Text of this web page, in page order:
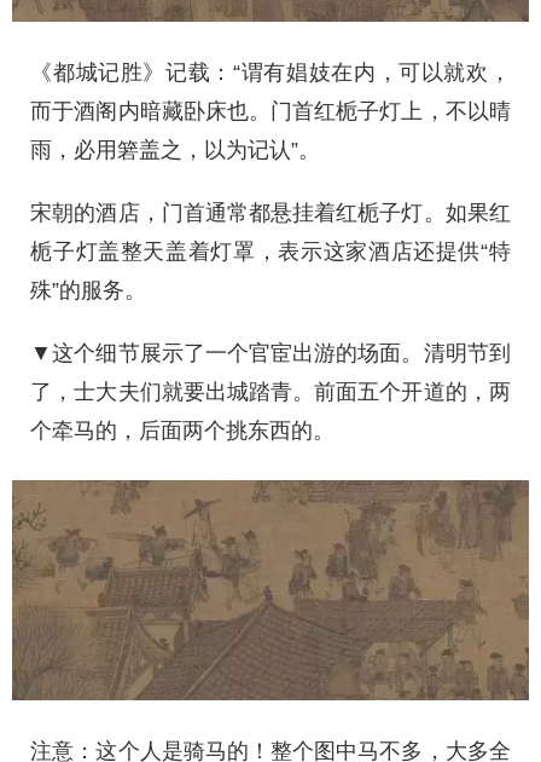
《都城记胜》记载：“谓有娼妓在内，可以就欢，
而于酒阁内暗藏卧床也。门首红栀子灯上，不以晴
雨，必用箬盖之，以为记认”。
宋朝的酒店，门首通常都悬挂着红栀子灯。如果红
栀子灯盖整天盖着灯罩，表示这家酒店还提供“特
殊”的服务。
▼这个细节展示了一个官宦出游的场面。清明节到
了，士大夫们就要出城踏青。前面五个开道的，两
个牵马的，后面两个挑东西的。
注意：这个人是骑马的！整个图中马不多，大多全